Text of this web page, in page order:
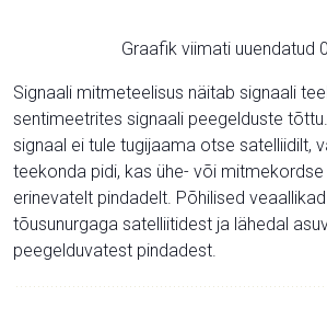
Graafik viimati uuendatud
Signaali mitmeteelisus näitab signaali
sentimeetrites signaali peegelduste
signaal ei tule tugijaama otse satelliidilt,
teekonda pidi, kas ühe- või
erinevatelt pindadelt. Põhilised
tõusunurgaga satelliitidest ja lähedal
peegelduvatest pindadest.